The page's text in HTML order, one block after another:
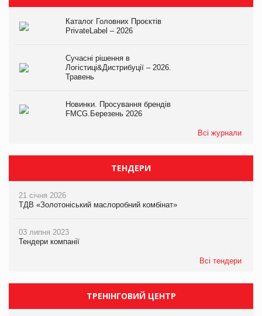
Каталог Головних Проєктів
PrivateLabel – 2026
Сучасні рішення в
Логістиці&Дистрибуції – 2026.
Травень
Новинки. Просування брендів
FMCG.Березень 2026
Всі журнали
ТЕНДЕРИ
21 січня 2026
ТДВ «Золотоніський маслоробний комбінат»
03 липня 2023
Тендери компанії
Всі тендери
ТРЕНІНГОВИЙ ЦЕНТР